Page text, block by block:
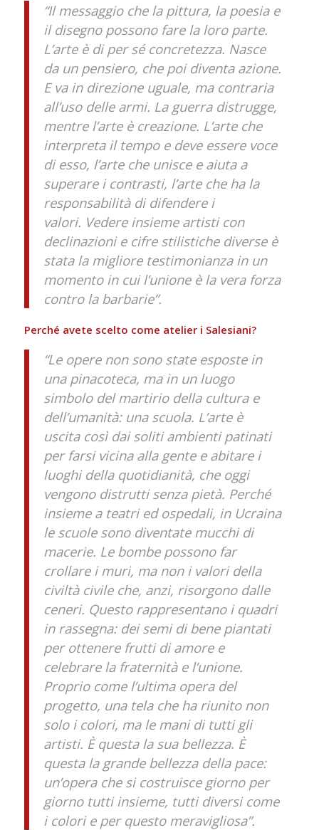
“Il messaggio che la pittura, la poesia e
il disegno possono fare la loro parte.
L’arte è di per sé concretezza. Nasce
da un pensiero, che poi diventa azione.
E va in direzione uguale, ma contraria
all’uso delle armi. La guerra distrugge,
mentre l’arte è creazione. L’arte che
interpreta il tempo e deve essere voce
di esso, l’arte che unisce e aiuta a
superare i contrasti, l’arte che ha la
responsabilità di difendere i
valori. Vedere insieme artisti con
declinazioni e cifre stilistiche diverse è
stata la migliore testimonianza in un
momento in cui l’unione è la vera forza
contro la barbarie”.
Perché avete scelto come atelier i Salesiani?
“Le opere non sono state esposte in
una pinacoteca, ma in un luogo
simbolo del martirio della cultura e
dell’umanità: una scuola. L’arte è
uscita così dai soliti ambienti patinati
per farsi vicina alla gente e abitare i
luoghi della quotidianità, che oggi
vengono distrutti senza pietà. Perché
insieme a teatri ed ospedali, in Ucraina
le scuole sono diventate mucchi di
macerie. Le bombe possono far
crollare i muri, ma non i valori della
civiltà civile che, anzi, risorgono dalle
ceneri. Questo rappresentano i quadri
in rassegna: dei semi di bene piantati
per ottenere frutti di amore e
celebrare la fraternità e l’unione.
Proprio come l’ultima opera del
progetto, una tela che ha riunito non
solo i colori, ma le mani di tutti gli
artisti. È questa la sua bellezza. È
questa la grande bellezza della pace:
un’opera che si costruisce giorno per
giorno tutti insieme, tutti diversi come
i colori e per questo meravigliosa”.